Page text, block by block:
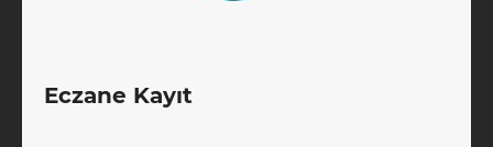
Eczane Kayıt